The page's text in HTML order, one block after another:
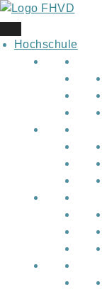
Skip
to
content
Hochschule